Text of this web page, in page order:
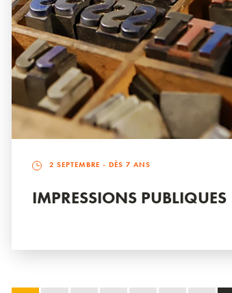
2 SEPTEMBRE - DÈS 7 ANS
IMPRESSIONS PUBLIQUES